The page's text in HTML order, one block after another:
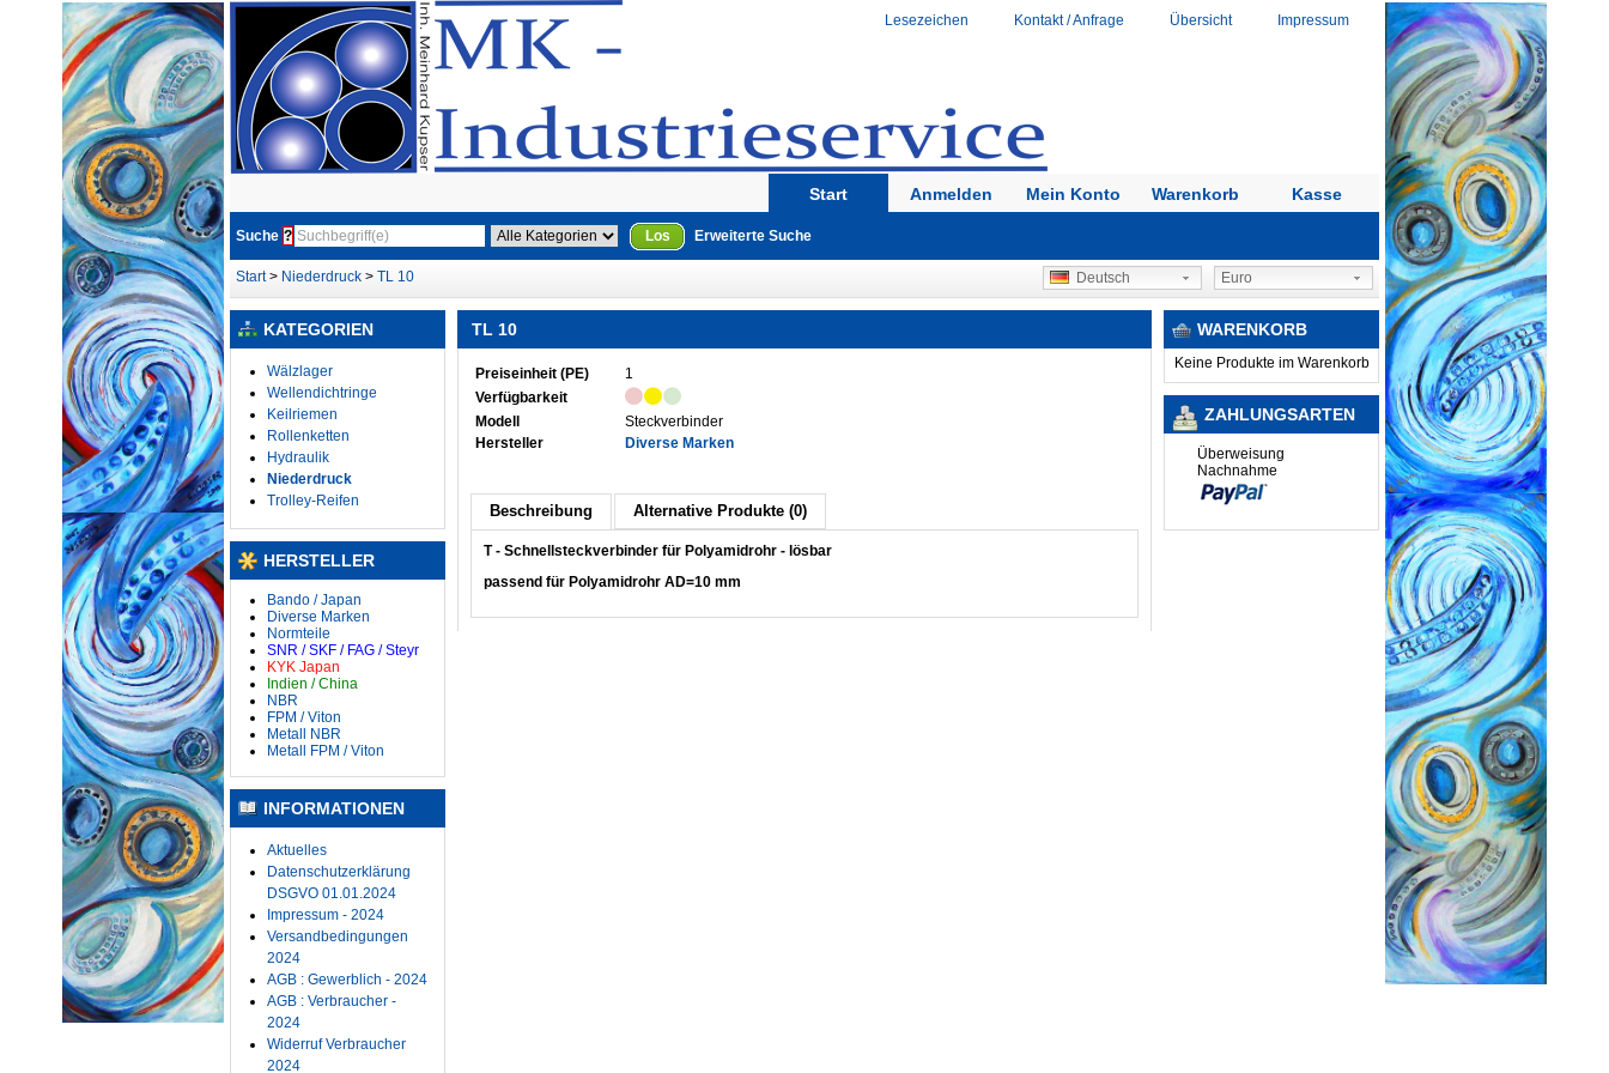
Lesezeichen Kontakt / Anfrage Übersicht Impressum
Kasse
Warenkorb
Mein Konto
Anmelden
Start
Suche ? Los Erweiterte Suche
Start> Niederdruck > TL 10 Euro
Deutsch
KATEGORIEN
Wälzlager
Wellendichtringe
Keilriemen
Rollenketten
Hydraulik
Niederdruck
Trolley-Reifen
HERSTELLER
Bando / Japan
Diverse Marken
Normteile
SNR / SKF / FAG / Steyr
KYK Japan
Indien / China
NBR
FPM / Viton
Metall NBR
Metall FPM / Viton
INFORMATIONEN
Aktuelles
Datenschutzerklärung
DSGVO 01.01.2024
Impressum - 2024
Versandbedingungen
2024
AGB : Gewerblich - 2024
AGB : Verbraucher -
2024
Widerruf Verbraucher
2024
WARENKORB
Keine Produkte im Warenkorb
ZAHLUNGSARTEN
Überweisung
Nachnahme
TL 10
Preiseinheit (PE)
1
Verfügbarkeit
Modell
Steckverbinder
Hersteller
Diverse Marken
Beschreibung Alternative Produkte (0)
T - Schnellsteckverbinder für Polyamidrohr - lösbar
passend für Polyamidrohr AD=10 mm